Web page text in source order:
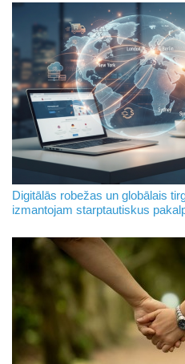
Digitālās robežas un globālais
izmantojam starptautiskus